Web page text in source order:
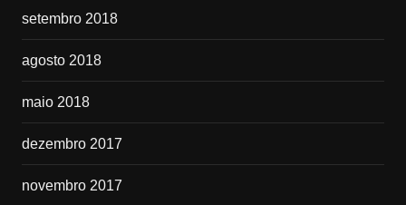
setembro 2018
agosto 2018
maio 2018
dezembro 2017
novembro 2017